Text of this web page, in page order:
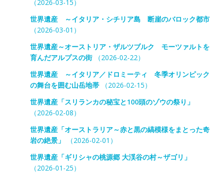
（2026-03-15）
世界遺産 ～イタリア・シチリア島 断崖のバロック都市
（2026-03-01）
世界遺産～オーストリア・ザルツブルク モーツァルトを
育んだアルプスの街（2026-02-22）
世界遺産 ～イタリア／ドロミーティ 冬季オリンピック
の舞台を囲む山岳地帯（2026-02-15）
世界遺産「スリランカの秘宝と100頭のゾウの祭り」
（2026-02-08）
世界遺産「オーストラリア～赤と黒の縞模様をまとった奇
岩の絶景」
（2026-02-01）
世界遺産「ギリシャの桃源郷 大渓谷の村～ザゴリ」
（2026-01-25）